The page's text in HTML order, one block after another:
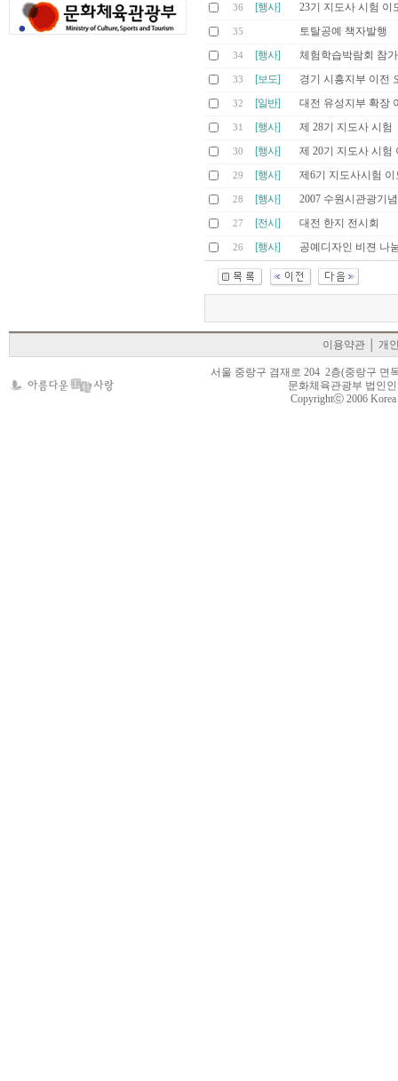
36 [행사] 23기 지도사 시험 이
35 토탈공예 책자발행
34 [행사] 체험학습박람회 참
33 [보도] 경기 시흥지부 이전
32 [일반] 대전 유성지부 확장
31 [행사] 제 28기 지도사 시험
30 [행사] 제 20기 지도사 시험
29 [행사] 제6기 지도사시험
28 [행사] 2007 수원시관광기
27 [전시] 대전 한지 전시회
26 [행사] 공예디자인 비젼 나
이용약관 │개
서울 중랑구 겸재로 204 2층(중랑구 면
문화체육관광부 법인
Copyrightⓒ 2006 Korea